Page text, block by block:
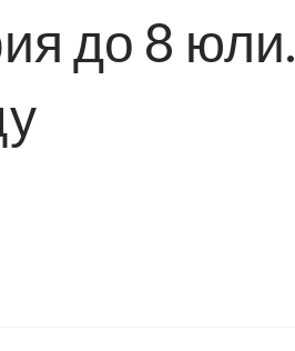
до 8 юли.